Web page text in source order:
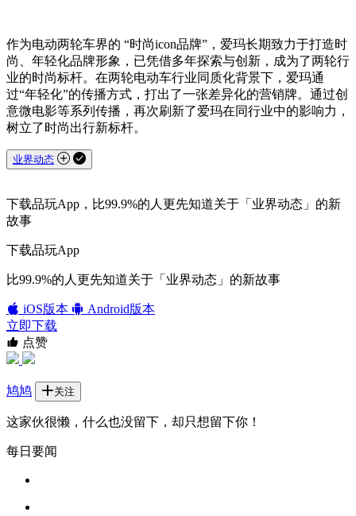
作为电动两轮车界的 “时尚icon品牌”，爱玛长期致力于打造时
尚、年轻化品牌形象，已凭借多年探索与创新，成为了两轮行
业的时尚标杆。在两轮电动车行业同质化背景下，爱玛通
过“年轻化”的传播方式，打出了一张差异化的营销牌。通过创
意微电影等系列传播，再次刷新了爱玛在同行业中的影响力，
树立了时尚出行新标杆。
业界动态
下载品玩App，比99.9%的人更先知道关于「业界动态」的新
故事
下载品玩App
比99.9%的人更先知道关于「业界动态」的新故事
iOS版本
Android版本
立即下载
点赞
鸠鸠 关注
这家伙很懒，什么也没留下，却只想留下你！
每日要闻